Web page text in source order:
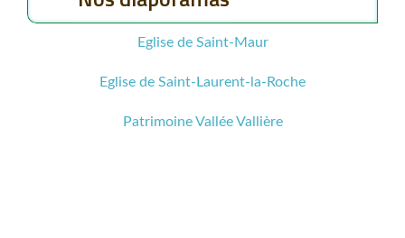
Eglise de Saint-Maur
Eglise de Saint-Laurent-la-Roche
Patrimoine Vallée Vallière